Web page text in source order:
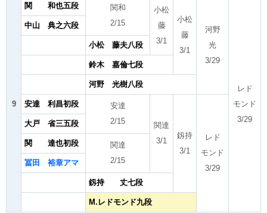
9
関 和也五段
関和
2/15
小松
藤
3/1
小松
藤
3/1
河野
光
3/29
レド
モンド
3/29
中山 典之六段
小松 藤夫八段
鈴木 嘉倫七段
河野 光樹八段
安達 利昌初段
安達
2/15
関達
3/1
釼持
3/1
レド
モンド
3/29
大戸 省三五段
関 達也初段
関達
2/15
冨田 裕章アマ
釼持 丈七段
M.レドモンド九段